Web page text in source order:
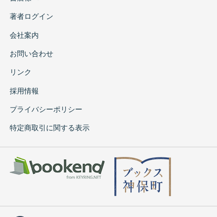
著者ログイン
会社案内
お問い合わせ
リンク
採用情報
プライバシーポリシー
特定商取引に関する表示